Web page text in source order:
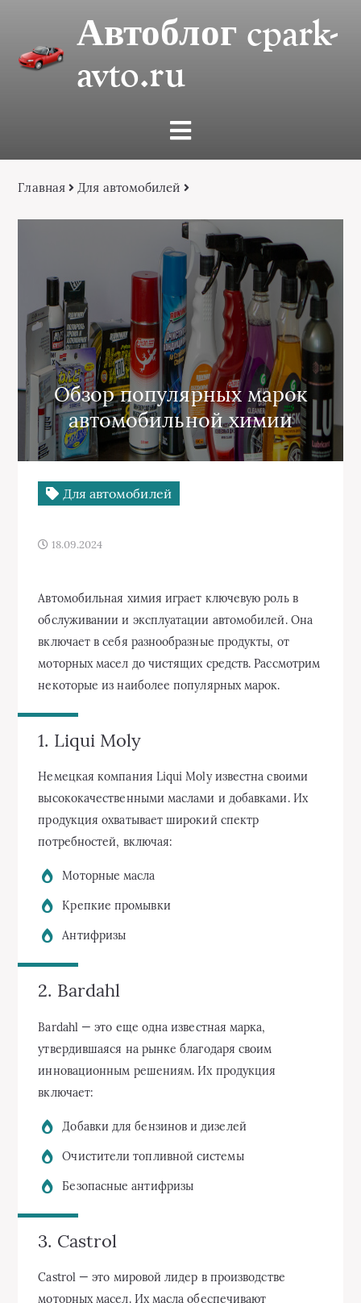
Автоблог cpark-
avto.ru
Главная Для автомобилей
Обзор популярных марок
автомобильной химии
Для автомобилей
18.09.2024
Автомобильная химия играет ключевую роль в
обслуживании и эксплуатации автомобилей. Она
включает в себя разнообразные продукты, от
моторных масел до чистящих средств. Рассмотрим
некоторые из наиболее популярных марок.
1. Liqui Moly
Немецкая компания Liqui Moly известна своими
высококачественными маслами и добавками. Их
продукция охватывает широкий спектр
потребностей, включая:
Моторные масла
Крепкие промывки
Антифризы
2. Bardahl
Bardahl — это еще одна известная марка,
утвердившаяся на рынке благодаря своим
инновационным решениям. Их продукция
включает:
Добавки для бензинов и дизелей
Очистители топливной системы
Безопасные антифризы
3. Castrol
Castrol — это мировой лидер в производстве
моторных масел. Их масла обеспечивают